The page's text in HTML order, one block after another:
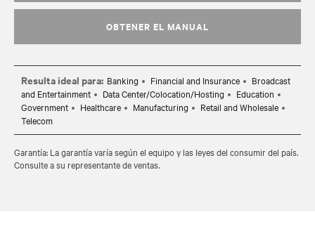
OBTENER EL MANUAL
Resulta ideal para: Banking Financial and Insurance
Broadcast
and Entertainment
Data Center/Colocation/Hosting
Education
Government
Healthcare Manufacturing
Retail and Wholesale
Telecom
Garantía: La garantía varía según el equipo y las leyes del consumir del país.
Consulte a su representante de ventas.